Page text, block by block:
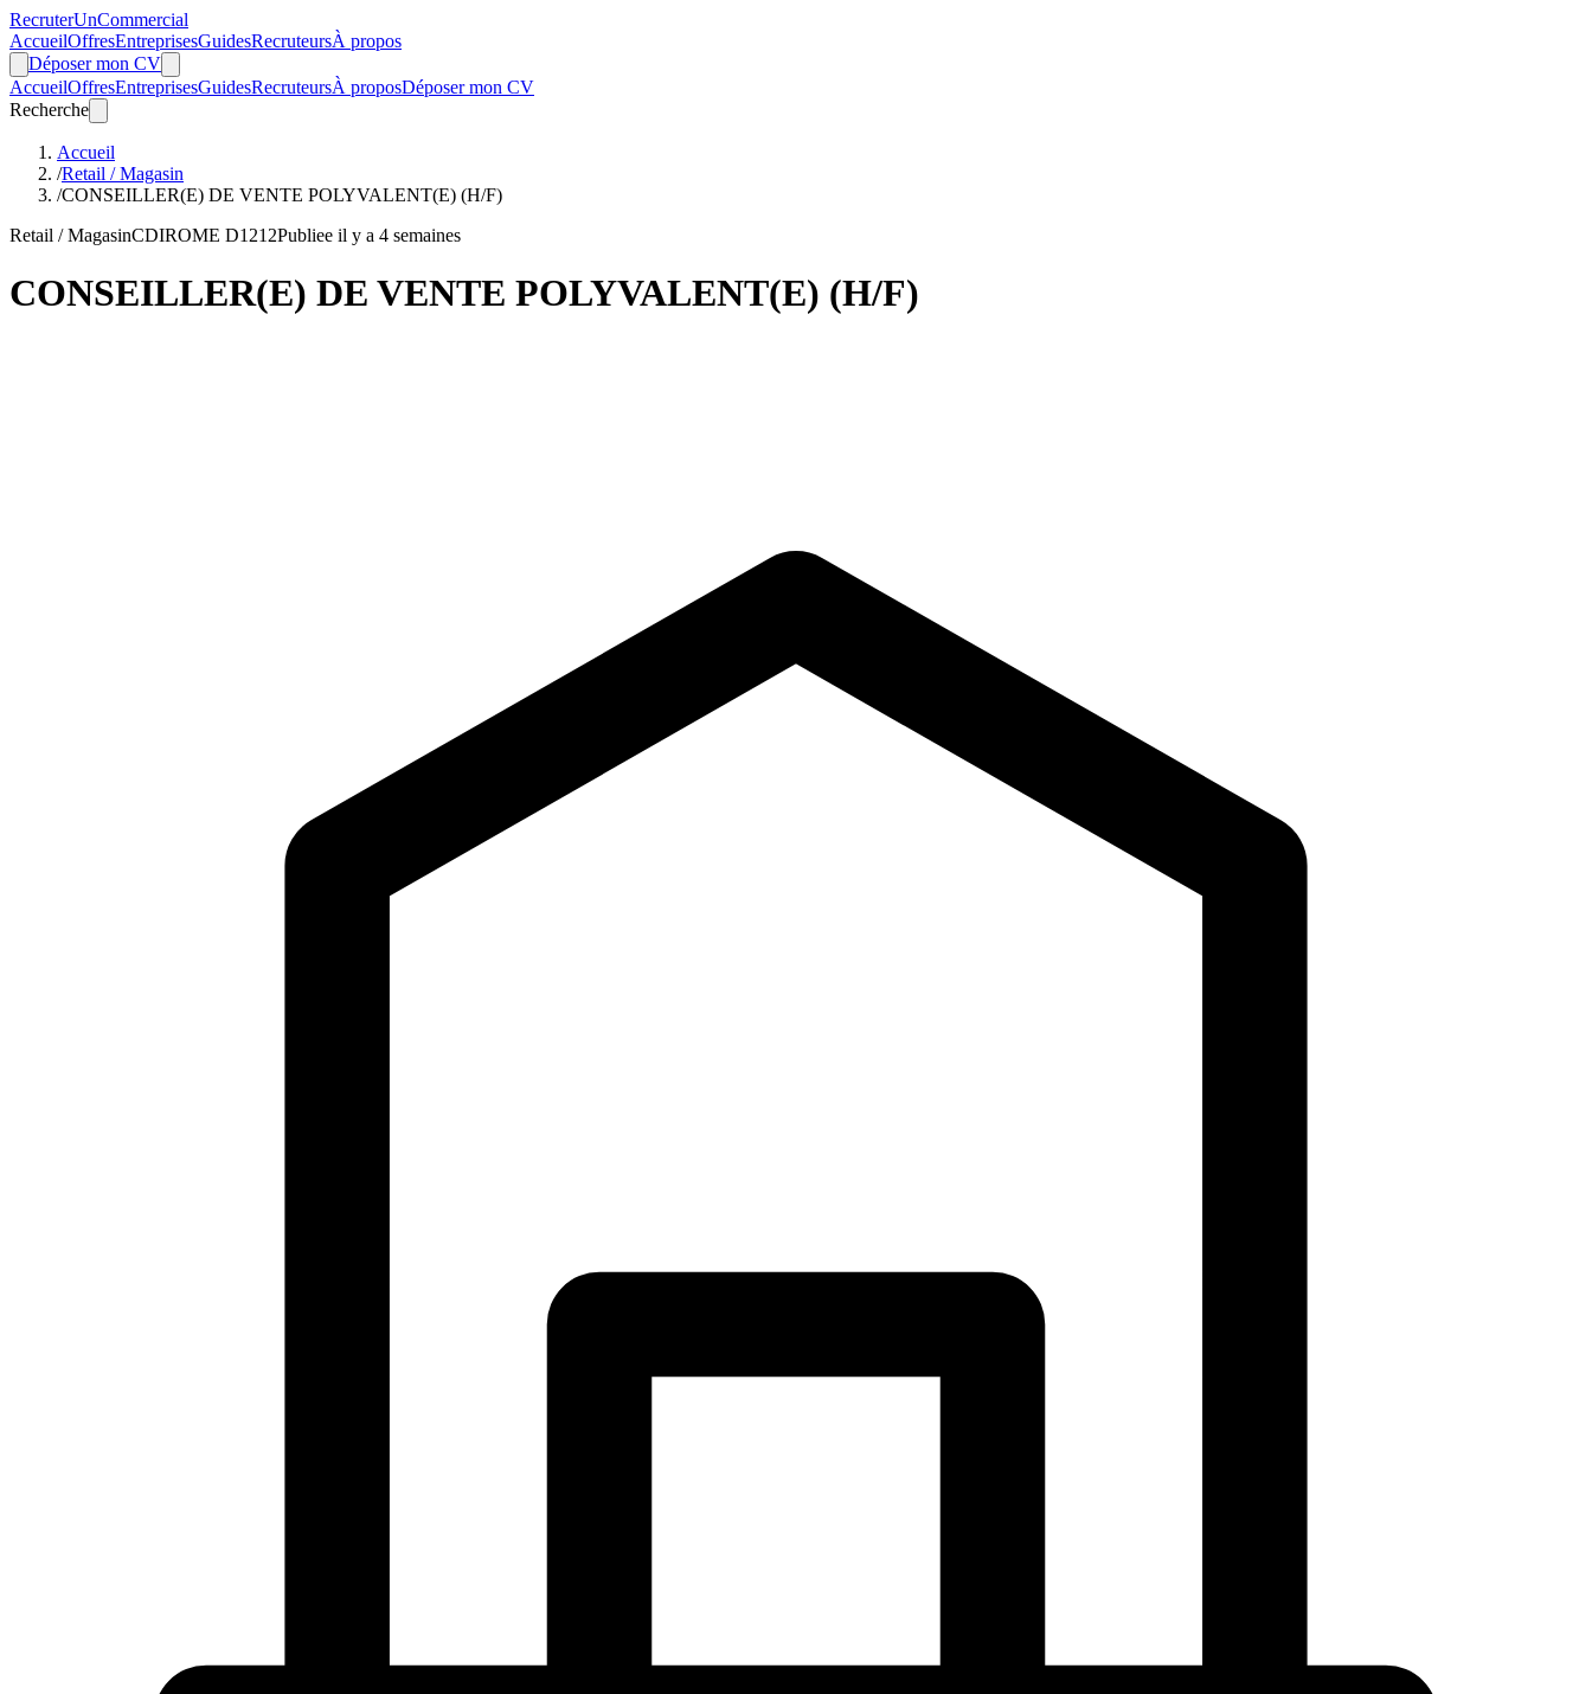
RecruterUnCommercial
AccueilOffresEntreprisesGuidesRecruteursÀ propos
Déposer mon CV
AccueilOffresEntreprisesGuidesRecruteursÀ proposDéposer mon CV
Recherche
Accueil
/Retail / Magasin
/CONSEILLER(E) DE VENTE POLYVALENT(E) (H/F)
Retail / MagasinCDIROME D1212Publiee il y a 4 semaines
CONSEILLER(E) DE VENTE POLYVALENT(E) (H/F)